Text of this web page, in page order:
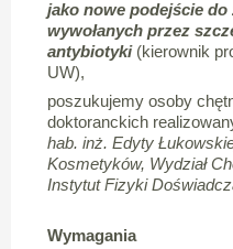
jako nowe podejście
wywołanych przez
antybiotyki(kierownik
UW),
poszukujemy osoby
doktoranckich
hab. inż. Edyty
Kosmetyków, Wydział
Instytut Fizyki
Wymagania